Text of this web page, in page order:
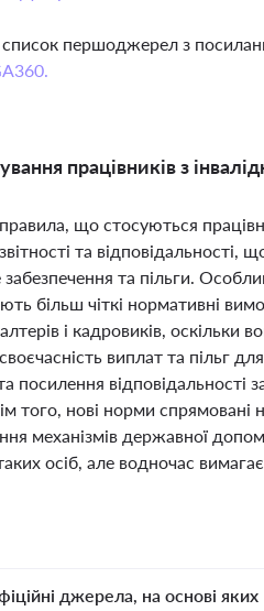
першоджерел з
працівників з
що стосуються
та відповідальності,
та пільги.
більш чіткі нормативні
і кадровиків, оскільки
виплат та пільг для
посилення відповідальності
того, нові норми спрямовані
механізмів державної
осіб, але водночас вимагає
джерела, на основі яких